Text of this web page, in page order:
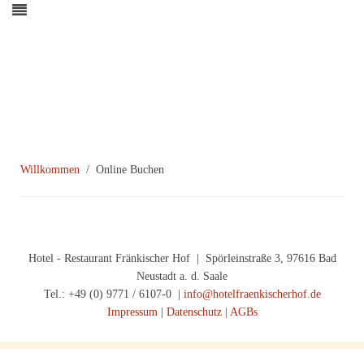
Willkommen Online Buchen
Hotel - Restaurant Fränkischer Hof | Spörleinstraße 3, 97616 Bad
Neustadt a. d. Saale
Tel.: +49 (0) 9771 / 6107-0 | info@hotelfraenkischerhof.de
Impressum| Datenschutz| AGBs